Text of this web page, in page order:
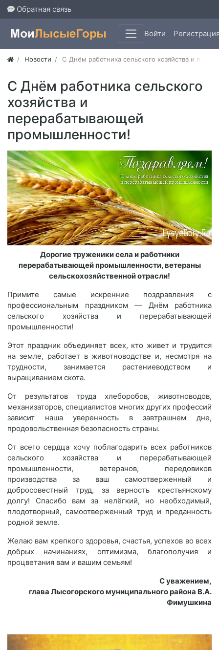
Обратная связь
Войти
Новости С Днём работника сельского хозяйства и
С Днём работника сельского
хозяйства и
перерабатывающей
промышленности!
Дорогие труженики села и работники
перерабатывающей промышленности, ветераны
сельскохозяйственной отрасли!
Примите самые искренние поздравления с
профессиональным праздником — Днём работника
сельского хозяйства и перерабатывающей
промышленности!
Этот праздник объединяет всех, кто живет и трудится
на земле, работает в животноводстве и, несмотря на
трудности, занимается растениеводством и
выращиванием скота.
От результатов труда хлеборобов, животноводов,
механизаторов, специалистов многих других профессий
зависит наша уверенность в завтрашнем дне,
продовольственная безопасность страны.
От всего сердца хочу поблагодарить всех работников
сельского хозяйства и перерабатывающей
промышленности, ветеранов, передовиков
производства за ваш самоотверженный и
добросовестный труд, за верность крестьянскому
долгу! Спасибо вам за нелёгкий, но необходимый,
плодотворный, самоотверженный труд и преданность
родной земле.
Желаю вам крепкого здоровья, счастья, успехов во всех
добрых начинаниях, оптимизма, благополучия и
процветания вам и вашим семьям!
С уважением,
глава Лысогорского муниципального района В.А.
Фимушкина